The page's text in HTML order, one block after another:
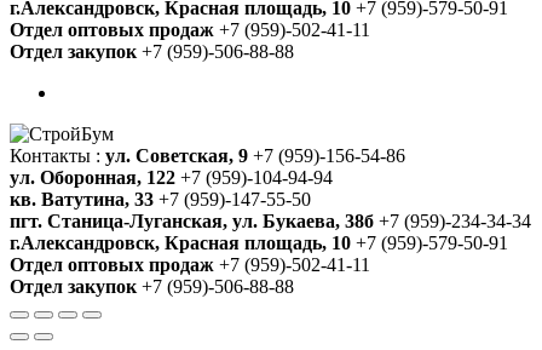
г.Александровск, Красная площадь, 10 +7 (959)-579-50-91
Отдел оптовых продаж +7 (959)-502-41-11
Отдел закупок +7 (959)-506-88-88
Контакты : ул. Советская, 9 +7 (959)-156-54-86
ул. Оборонная, 122 +7 (959)-104-94-94
кв. Ватутина, 33 +7 (959)-147-55-50
пгт. Станица-Луганская, ул. Букаева, 38б +7 (959)-234-34-34
г.Александровск, Красная площадь, 10 +7 (959)-579-50-91
Отдел оптовых продаж +7 (959)-502-41-11
Отдел закупок +7 (959)-506-88-88